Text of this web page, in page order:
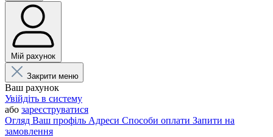
Мій рахунок
Закрити меню
Ваш рахунок
Увійдіть в систему
або зареєструватися
Огляд Ваш профіль Адреси Способи оплати Запити на
замовлення